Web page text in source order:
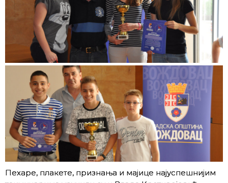
Пехаре, плакете, признања и мајице најуспешнијим